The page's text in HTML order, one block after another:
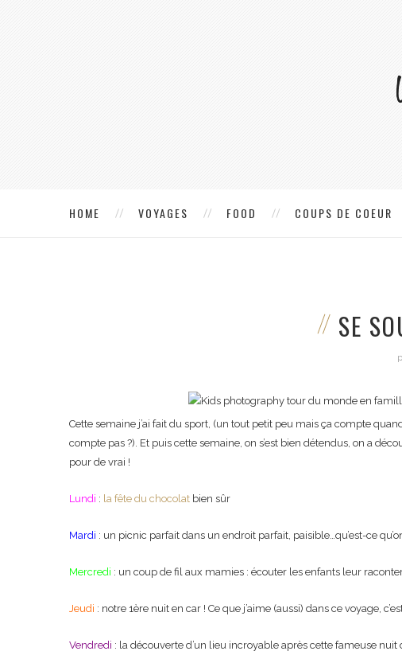
HOME VOYAGES FOOD COUPS DE COEUR
SE
Cette semaine j’ai fait du sport, (un tout petit peu mais ça compte
compte pas ?). Et puis cette semaine, on s’est bien détendus, on a
pour de vrai !
Lundi : la fête du chocolat bien sûr
Mardi : un picnic parfait dans un endroit parfait, paisible…qu’est-ce
Mercredi : un coup de fil aux mamies : écouter les enfants leur
Jeudi : notre 1ère nuit en car ! Ce que j’aime (aussi) dans ce voyage,
Vendredi : la découverte d’un lieu incroyable après cette fameuse nuit